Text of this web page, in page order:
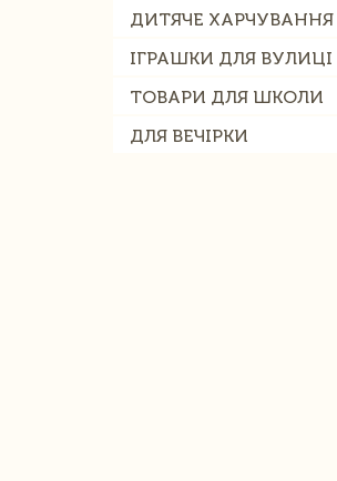
ДИТЯЧЕ ХАРЧУВАННЯ
ІГРАШКИ ДЛЯ ВУЛИЦІ
ТОВАРИ ДЛЯ ШКОЛИ
ДЛЯ ВЕЧІРКИ